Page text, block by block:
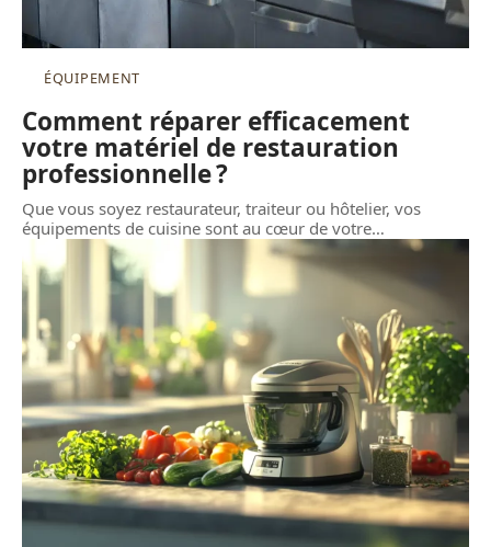
ÉQUIPEMENT
Comment réparer efficacement
votre matériel de restauration
professionnelle ?
Que vous soyez restaurateur, traiteur ou hôtelier, vos
équipements de cuisine sont au cœur de votre…